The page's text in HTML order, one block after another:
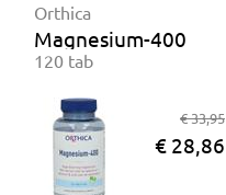
Orthica
Magnesium-400
120 tab
€ 33,95
€ 28,86